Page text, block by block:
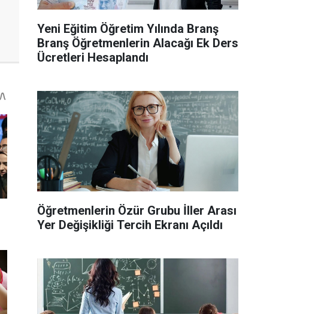
Yeni Eğitim Öğretim Yılında Branş
Branş Öğretmenlerin Alacağı Ek Ders
Ücretleri Hesaplandı
Öğretmenlerin Özür Grubu İller Arası
Yer Değişikliği Tercih Ekranı Açıldı